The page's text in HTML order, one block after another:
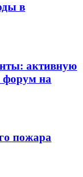
в
активную
на
пожара